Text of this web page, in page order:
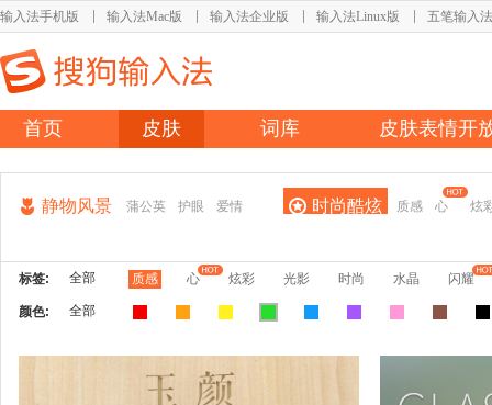
输入法手机版 输入法Mac版 输入法企业版 输入法Linux版 五笔输入法
首页 皮肤 词库 皮肤表情开
静物风景 蒲公英 护眼 爱情 时尚酷炫 质感 心 炫
标签: 全部 质感 心 炫彩 光影 时尚 水晶 闪耀
颜色: 全部